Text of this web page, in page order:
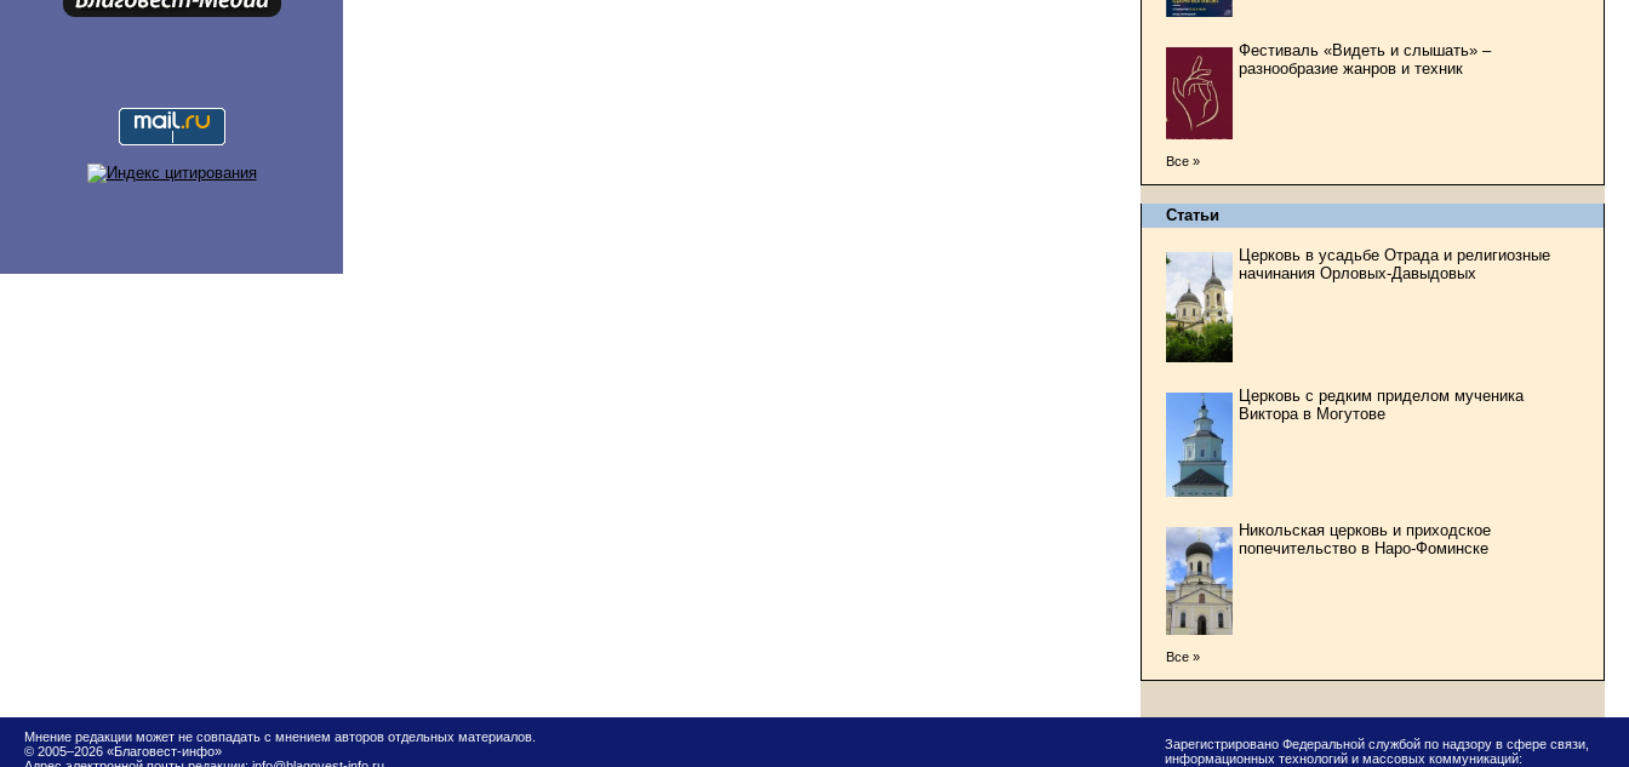
Фестиваль «Видеть и слышать» –
разнообразие жанров и техник
Все »
Статьи
Церковь в усадьбе Отрада и религиозные
начинания Орловых-Давыдовых
Церковь с редким приделом мученика
Виктора в Могутове
Никольская церковь и приходское
попечительство в Наро-Фоминске
Все »
Мнение редакции может не совпадать с мнением авторов отдельных материалов.
© 2005–2026 «Благовест-инфо»
Зарегистрировано Федеральной службой по надзору в сфере связи,
информационных технологий и массовых коммуникаций: